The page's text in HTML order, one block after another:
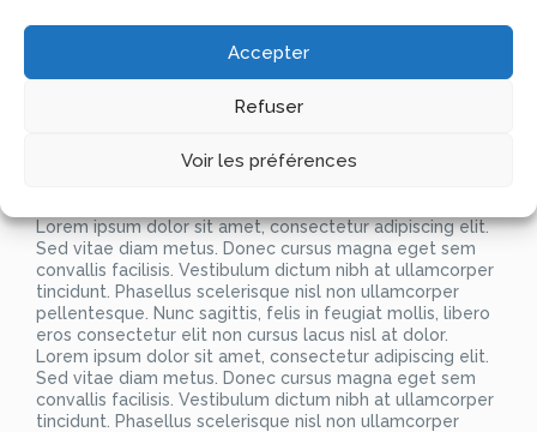
Accepter
Refuser
Voir les préférences
pellentesque. Nunc sagittis, felis in feugiat mollis, libero
eros consectetur elit non cursus lacus nisl at dolor.
Lorem ipsum dolor sit amet, consectetur adipiscing elit.
Sed vitae diam metus. Donec cursus magna eget sem
tincidunt. Phasellus scelerisque nisl non ullamcorper
Lorem ipsum dolor sit amet, consectetur adipiscing elit.
Sed vitae diam metus. Donec cursus magna eget sem
convallis facilisis. Vestibulum dictum nibh at ullamcorper
tincidunt. Phasellus scelerisque nisl non ullamcorper
pellentesque. Nunc sagittis, felis in feugiat mollis, libero
eros consectetur elit non cursus lacus nisl at dolor.
Lorem ipsum dolor sit amet, consectetur adipiscing elit.
Sed vitae diam metus. Donec cursus magna eget sem
convallis facilisis. Vestibulum dictum nibh at ullamcorper
tincidunt. Phasellus scelerisque nisl non ullamcorper